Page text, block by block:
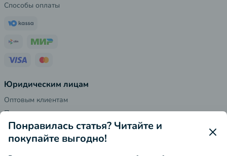
Понравилась статья? Читайте и
покупайте выгодно!
Способы оплаты
Юридическим лицам
Оптовым клиентам
Поставщикам
Реквизиты